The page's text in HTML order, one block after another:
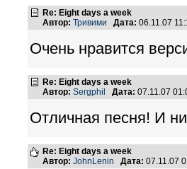
Re: Eight days a week
Автор: Тривими Дата: 06.11.07
Очень нравится
Re: Eight days a week
Автор: Sergphil Дата: 07.11.07
Отличная песня! И
Re: Eight days a week
Автор: JohnLenin Дата: 07.11.07